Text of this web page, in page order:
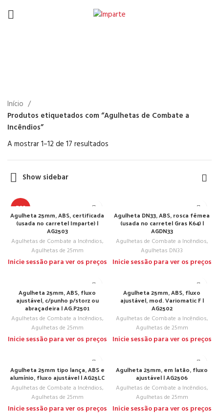
Início
Produtos etiquetados com “Agulhetas de Combate a
Incêndios”
A mostrar 1–12 de 17 resultados
Show sidebar
TOP
Agulheta 25mm, ABS, certificada
(usada no carretel Imparte) |
AG2503
Agulhetas de Combate a Incêndios,
Agulhetas de 25mm
Inicie sessão para ver os preços
Agulheta DN33, ABS, rosca fêmea
(usada no carretel Gras K64) |
AGDN33
Agulhetas de Combate a Incêndios,
Agulhetas DN33
Inicie sessão para ver os preços
Agulheta 25mm, ABS, fluxo
ajustável, c/punho p/storz ou
abraçadeira | AG.P2501
Agulhetas de Combate a Incêndios,
Agulhetas de 25mm
Inicie sessão para ver os preços
Agulheta 25mm, ABS, fluxo
ajustável, mod. Variomatic F |
AG2502
Agulhetas de Combate a Incêndios,
Agulhetas de 25mm
Inicie sessão para ver os preços
Agulheta 25mm tipo lança, ABS e
alumínio, fluxo ajustável | AG25LC
Agulhetas de Combate a Incêndios,
Agulhetas de 25mm
Inicie sessão para ver os preços
Agulheta 25mm, em latão, fluxo
ajustável | AG2506
Agulhetas de Combate a Incêndios,
Agulhetas de 25mm
Inicie sessão para ver os preços